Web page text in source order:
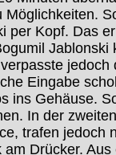
Möglichkeiten.
per Kopf. Das
Jablonski
jedoch
Eingabe
ins Gehäuse.
In der
trafen jedoch
am Drücker.